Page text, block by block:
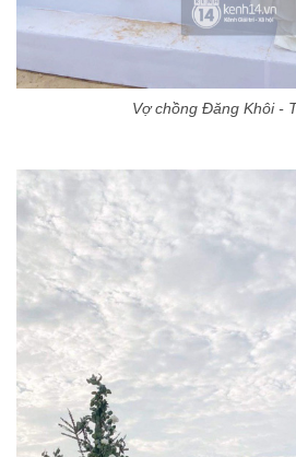
Vợ chồng Đăng Khôi -